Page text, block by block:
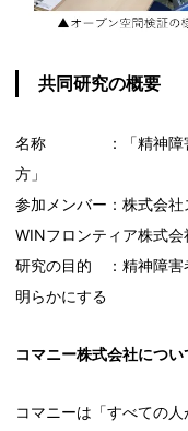
共同研究の概要
名称 ：「精神障害者
方」
参加メンバー：株式会社
WINフロンティア株式会
研究の目的 ：精神障害
明らかにする
コマニー株式会社につい
コマニーは「すべての